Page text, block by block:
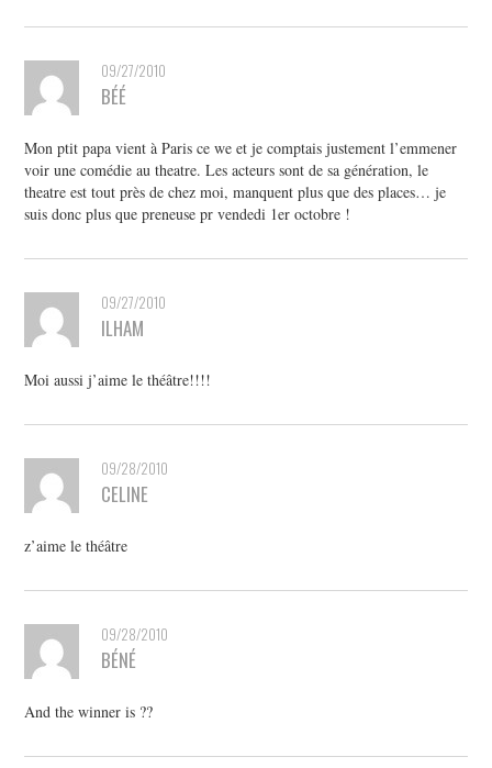
09/27/2010
BÉÉ
Mon ptit papa vient à Paris ce we et je comptais justement l’emmener
voir une comédie au theatre. Les acteurs sont de sa génération, le
theatre est tout près de chez moi, manquent plus que des places… je
suis donc plus que preneuse pr vendedi 1er octobre !
09/27/2010
ILHAM
Moi aussi j’aime le théâtre!!!!
09/28/2010
CELINE
z’aime le théâtre
09/28/2010
BÉNÉ
And the winner is ??